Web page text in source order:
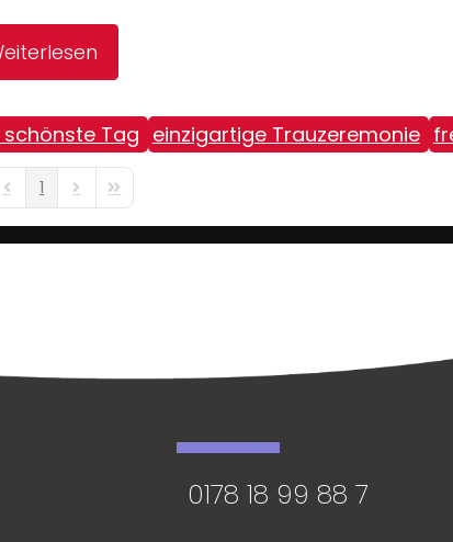
Tag einzigartige Trauzeremonie
Previous Page
1 Next PageLast Page
0178 18 99 88 7